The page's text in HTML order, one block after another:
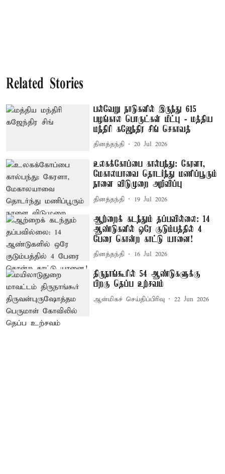
Related Stories
பல்வேறு நாடுகளில் இருந்து 615
பழங்கால பொருட்கள் மீட்பு - மத்திய
மந்திரி கஜேந்திர சிங் செகாவத்
தினத்தந்தி 20 Jul 2026
உலகக்கோப்பை கால்பந்து: கேரளா,
மேகாலயாவை தொடர்ந்து மணிப்பூரும்
நாளை விடுமுறை அறிவிப்பு
தினத்தந்தி 19 Jul 2026
ஆற்றைக் கடந்தும் தப்பவில்லை: 14
ஆண்டுகளில் ஒரே குடும்பத்தில் 4
பேரை கொன்ற காட்டு யானை!
தினத்தந்தி 16 Jul 2026
திருநாங்கூரில் 54 ஆண்டுகளுக்கு
பிறகு தெப்ப உற்சவம்
ஆன்மிகச் செய்திப்பிரிவு 22 Jun 2026